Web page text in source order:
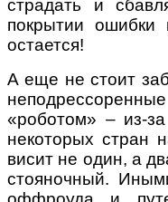
страдать и
покрытии ошибки
остается!
А еще не стоит
«роботом» – из-
некоторых стран
висит не один, а
стояночный.